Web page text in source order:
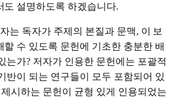
도 설명하도록 하겠습니다.
는 독자가 주제의 본질과 문맥, 이 보
할 수 있도록 문헌에 기초한 충분한 배
는가? 저자가 인용한 문헌에는 포괄적
반이 되는 연구들이 모두 포함되어 있
시하는 문헌이 균형 있게 인용되었는